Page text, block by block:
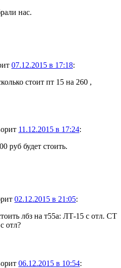
нас.
07.12.2015 в 17:18:
стоит пт 15 на 260 ,
11.12.2015 в 17:24:
руб будет стоить.
02.12.2015 в 21:05:
лбз на т55а: ЛТ-15 с отл. СТ
отл?
06.12.2015 в 10:54: